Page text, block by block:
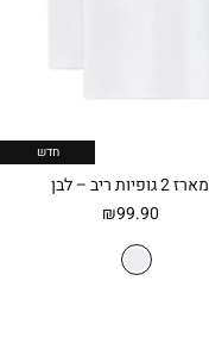
חדש
מארז 2 גופיות ריב – לבן
₪99.90